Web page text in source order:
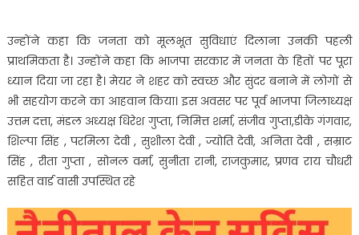
उन्होंने कहा कि जनता को मूलभूत सुविधाएं दिलाना उनकी पहली
प्राथमिकता है। उन्होंने कहा कि भाजपा सरकार में जनता के हितों पर पूरा
ध्यान दिया जा रहा है। मेयर ने शहर को स्वच्छ और सुंदर बनाने में लोगों से
भी सहयोग करने का आहवान किया। इस अवसर पर पूर्व भाजपा जिलाध्यक्ष
उत्तम दत्ता, मंडल अध्यक्ष धिरेश गुप्ता, निमित्त शर्मा, संजीव गुप्ता,डीके गंगवार,
शिल्पा सिंह , परमिला देवी , सुशीला देवी , ज्योति देवी, अनिता देवी , सम्राट
सिंह , रीता गुप्ता , सोनल वर्मा, सुनीता रानी, राजकुमार, प्रणव राय चौधरी
सहित वार्ड वासी उपस्थित रहे